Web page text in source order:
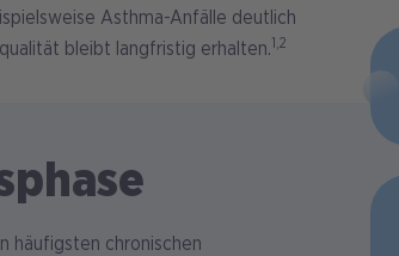
Asthma-Anfälle deutlich
bleibt langfristig erhalten. 1,2
häufigsten chronischen